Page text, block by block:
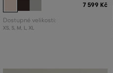
7 599 Kč
Dostupné velikosti:
XS, S, M L XL